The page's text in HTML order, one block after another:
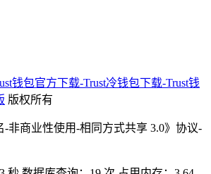
钱包官方下载-Trust冷钱包下载-Trust钱
版权所有
非商业性使用-相同方式共享 3.0》协议-